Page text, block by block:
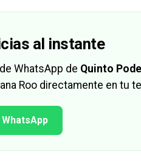
al instante
WhatsApp de Quinto
Roo directamente en tu